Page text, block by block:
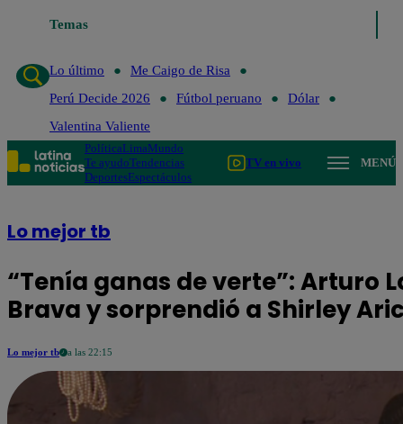
Temas
Lo último
Me Caigo de Risa
Perú Decide 2026
Fútbol peruano
Dólar
Valentina Valiente
PolíticaLimaMundo
Te ayudoTendencias
DeportesEspectáculos
TV en vivo MENÚ
Lo mejor tb
“Tenía ganas de verte”: Arturo
Brava y sorprendió a Shirley
Lo mejor tb a las 22:15